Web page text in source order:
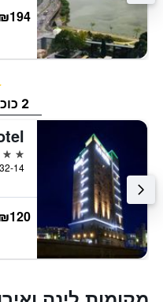
2 כוכבים ומטה
2 כוכבים